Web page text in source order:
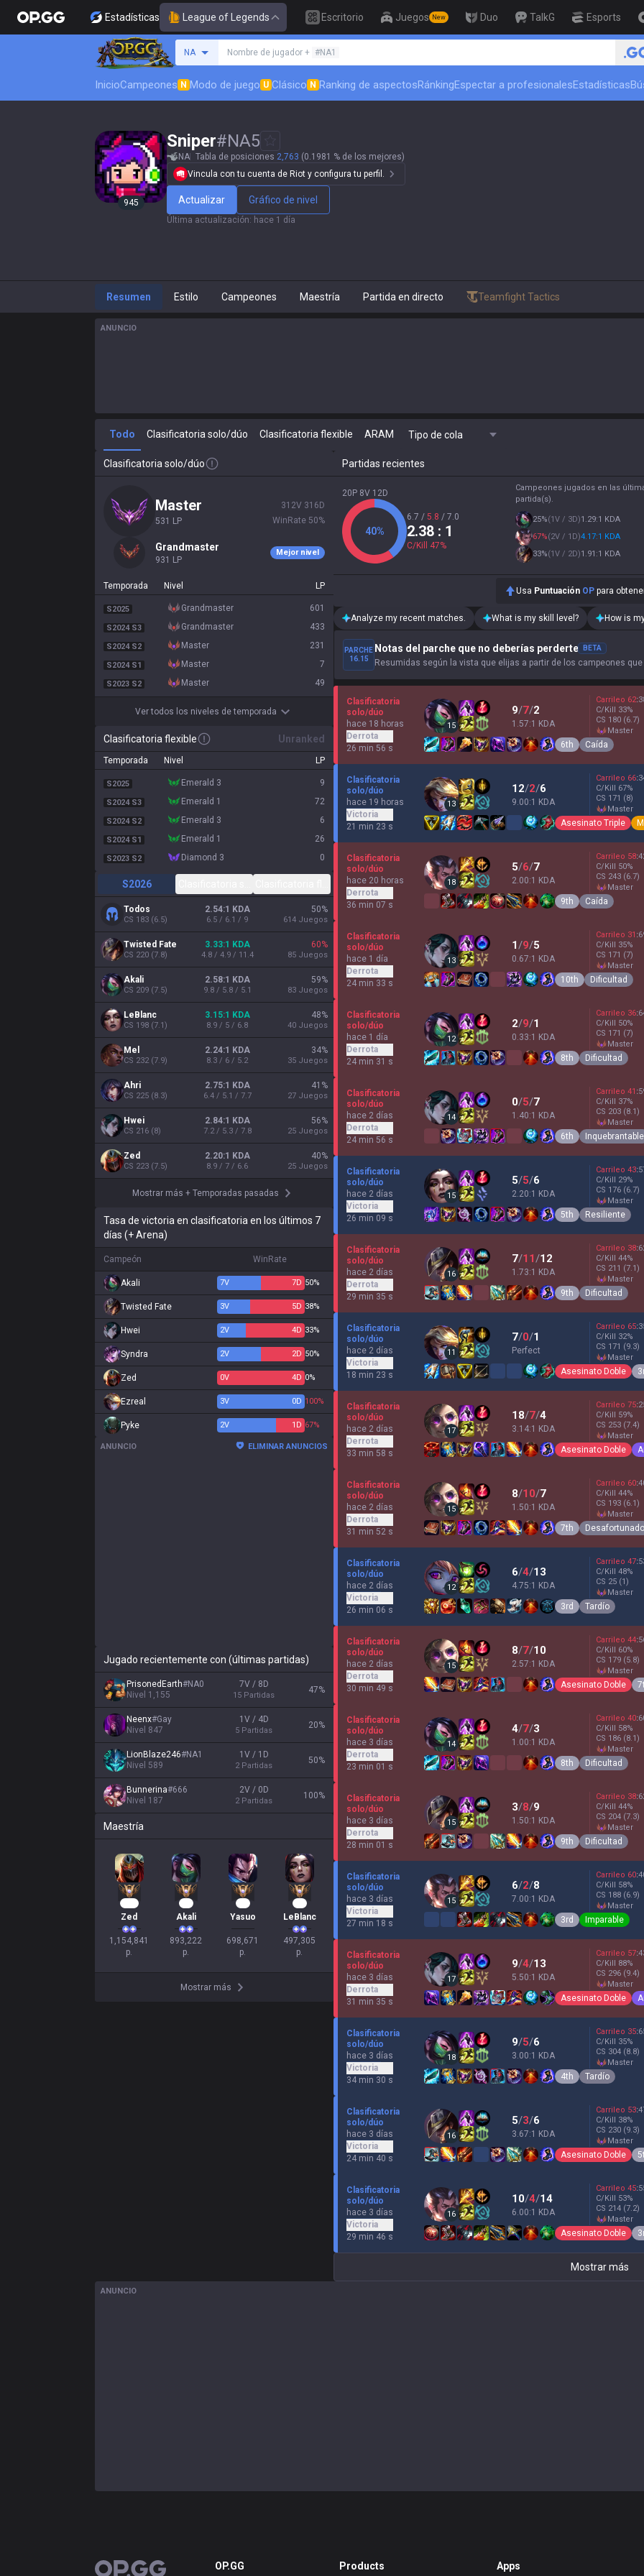
Estadísticas League of Legends Escritorio Juegos New Duo TalkG Esports
NA
Busca un invocador
Nombre de jugador + #NA1
InicioCampeones N Modo de juego U Clásico N Ranking de aspectosRánkingEspectar a profesionalesEstadísticas
945
Sniper#NA5
NA Tabla de posiciones 2,763 (0.1981 % de los mejores)
Vincula con tu cuenta de Riot y configura tu perfil.
Actualizar Gráfico de nivel
Última actualización: hace 1 día
Resumen Estilo Campeones Maestría Partida en directo Teamfight Tactics
ANUNCIO
Todo Clasificatoria solo/dúo Clasificatoria flexible ARAM Tipo de cola
Clasificatoria solo/dúo
master
531 LP
312V 316 D
WinRate 50%
grandmaster
931 LP
Mejor nivel
Temporada Nivel LP
S2025 grandmaster 601
S2024 S3 grandmaster 433
S2024 S2 master 231
S2024 S1 master 7
S2023 S2 master 49
Ver todos los niveles de temporada
Clasificatoria flexible Unranked
Temporada Nivel LP
S2025 emerald 3 9
S2024 S3 emerald 1 72
S2024 S2 emerald 3 6
S2024 S1 emerald 1 26
S2023 S2 diamond 3 0
S2026 Clasificatoria flexible
Todos
CS 183 (6.5)
2.54:1 KDA
6.5 / 6.1 / 9
50%
614 Juegos
Twisted Fate
CS 220 (7.8)
3.33:1 KDA
4.8 / 4.9 / 11.4
60%
85 Juegos
Akali
CS 209 (7.5)
2.58:1 KDA
9.8 / 5.8 / 5.1
59%
83 Juegos
LeBlanc
CS 198 (7.1)
3.15:1 KDA
8.9 / 5 / 6.8
48%
40 Juegos
Mel
CS 232(7.9)
2.24:1 KDA
8.3 / 6 / 5.2
34%
35 Juegos
Ahri
CS 225 (8.3)
2.75:1 KDA
6.4 / 5.1 / 7.7
41 %
27 Juegos
Hwei
CS 216 (8)
2.84:1 KDA
7.2 / 5.3 / 7.8
56%
25 Juegos
Zed
CS 223 (7.5)
2.20:1 KDA
8.9 / 7 / 6.6
40%
25 Juegos
Mostrar más + Temporadas pasadas
Tasa de victoria en clasificatoria en los últimos 7
días (+ Arena)
Campeón WinRate
Akali 7V 7D 50%
Twisted Fate 3V 5D 38%
Hwei 2V 4D 33%
Syndra 2V 2D 50%
Zed 0V 4D 0%
Ezreal 3V 0D 100%
Pyke 2V 1 D 67%
ANUNCIO ELIMINAR ANUNCIOS
Jugado recientemente con (últimas partidas)
PrisonedEarth#NA0
Nivel 1,155
7V / 8D
15 Partidas
47%
Neenx#Gay
Nivel 847
1V / 4D
5 Partidas
20%
LionBlaze246#NA1
Nivel 589
1V / 1D
2 Partidas
50%
Bunnerina#666
Nivel 187
2V / 0D
2 Partidas
100%
Maestría
Zed
1,154,841
p.
Akali
893,222
p.
Yasuo
698,671
p.
LeBlanc
497,305
p.
Mostrar más
Partidas recientes
20P 8V 12D
40%
6.7 / 5.8 / 7.0
2.38 : 1
C/Kill 47%
Campeones jugados en las
partida(s).
25%(1V / 3D)1.29:1 KDA
67%(2V / 1D)4.17:1 KDA
33%(1V / 2D)1.91:1 KDA
Usa Puntuación OP para
Analyze my recent matches. What is my skill level? How is
PARCHE
16.15
Notas del parche que no deberías perderte BETA
Resumidas según la vista que elijas a partir de los campeones
Clasificatoria
solo/dúo
hace 18 horas
Derrota
26 min 56 s
15
9/7/2
1.57:1 KDA
Carrileo 62:
C/Kill 33%
CS 180 (6.7)
master
6th Caída
Clasificatoria
solo/dúo
hace 19 horas
Victoria
21 min 23 s
13
12/2/6
9.00:1 KDA
Carrileo 66:
C/Kill 67%
CS 171 (8)
master
Asesinato Triple
Clasificatoria
solo/dúo
hace 20 horas
Derrota
36 min 07 s
18
5/6/7
2.00:1 KDA
Carrileo 58:
C/Kill 50%
CS 243 (6.7)
master
9th Caída
Clasificatoria
solo/dúo
hace 1 día
Derrota
24 min 33 s
13
1/9/5
0.67:1 KDA
Carrileo 31 :
C/Kill 35%
CS 171 (7)
master
10th Dificultad
Clasificatoria
solo/dúo
hace 1 día
Derrota
24 min 31 s
12
2/9/1
0.33:1 KDA
Carrileo 36:
C/Kill 50%
CS 171 (7)
master
8th Dificultad
Clasificatoria
solo/dúo
hace 2 días
Derrota
24 min 56 s
14
0/5/7
1.40:1 KDA
Carrileo 41 :
C/Kill 37%
CS 203 (8.1)
master
6th Inquebrantable
Clasificatoria
solo/dúo
hace 2 días
Victoria
26 min 09 s
15
5/5/6
2.20:1 KDA
Carrileo 43:
C/Kill 29%
CS 176 (6.7)
master
5th Resiliente
Clasificatoria
solo/dúo
hace 2 días
Derrota
29 min 35 s
16
7/11/12
1.73:1 KDA
Carrileo 38:
C/Kill 44%
CS 211 (7.1)
master
9th Dificultad
Clasificatoria
solo/dúo
hace 2 días
Victoria
18 min 23 s
11
7/0/1
Perfect
Carrileo 65:
C/Kill 32%
CS 171 (9.3)
master
Asesinato Doble
Clasificatoria
solo/dúo
hace 2 días
Derrota
33 min 58 s
17
18/7/4
3.14:1 KDA
Carrileo 75:
C/Kill 59%
CS 253 (7.4)
master
Asesinato Doble
Clasificatoria
solo/dúo
hace 2 días
Derrota
31 min 52 s
15
8/10/7
1.50:1 KDA
Carrileo 60:
C/Kill 44%
CS 193 (6.1)
master
7th Desafortunado
Clasificatoria
solo/dúo
hace 2 días
Victoria
26 min 06 s
12
6/4/13
4.75:1 KDA
Carrileo 47:
C/Kill 48%
CS 25 (1)
master
3rd Tardío
Clasificatoria
solo/dúo
hace 2 días
Derrota
30 min 49 s
15
8/7/10
2.57:1 KDA
Carrileo 44:
C/Kill 60%
CS 179 (5.8)
master
Asesinato Doble
Clasificatoria
solo/dúo
hace 3 días
Derrota
23 min 01 s
14
4/7/3
1.00:1 KDA
Carrileo 40:
C/Kill 58%
CS 186 (8.1)
master
8th Dificultad
Clasificatoria
solo/dúo
hace 3 días
Derrota
28 min 01 s
15
3/8/9
1.50:1 KDA
Carrileo 38:
C/Kill 44%
CS 204 (7.3)
master
9th Dificultad
Clasificatoria
solo/dúo
hace 3 días
Victoria
27 min 18 s
15
6/2/8
7.00:1 KDA
Carrileo 60:
C/Kill 58%
CS 188 (6.9)
master
3rd Imparable
Clasificatoria
solo/dúo
hace 3 días
Derrota
31 min 35 s
17
9/4/13
5.50:1 KDA
Carrileo 57:
C/Kill 88%
CS 296 (9.4)
master
Asesinato Doble
Clasificatoria
solo/dúo
hace 3 días
Victoria
34 min 30 s
18
9/5/6
3.00:1 KDA
Carrileo 35:
C/Kill 35%
CS 304 (8.8)
master
4th Tardío
Clasificatoria
solo/dúo
hace 3 días
Victoria
24 min 40 s
16
5/3/6
3.67:1 KDA
Carrileo 53:
C/Kill 38%
CS 230 (9.3)
master
Asesinato Doble
Clasificatoria
solo/dúo
hace 3 días
Victoria
29 min 46 s
16
10/4/14
6.00:1 KDA
Carrileo 45:
C/Kill 53%
CS 214 (7.2)
master
Asesinato Doble
Mostrar más
ANUNCIO
OP.GG OP.GG Products Apps